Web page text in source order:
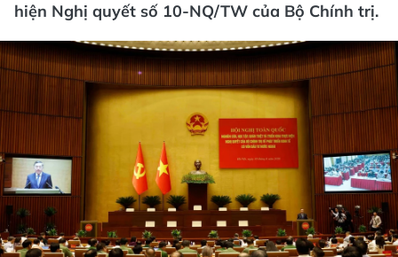
hiện Nghị quyết số 10-NQ/TW của Bộ Chính trị.